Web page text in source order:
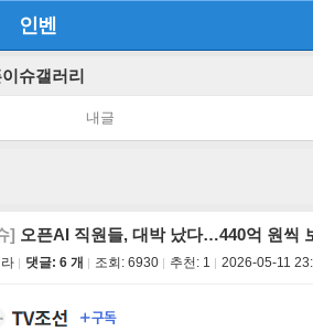
인벤
슈갤러리
내글
] 오픈AI 직원들, 대박 났다…440억 원씩
댓글: 6 개 조회: 6930 추천: 1 2026-05-11